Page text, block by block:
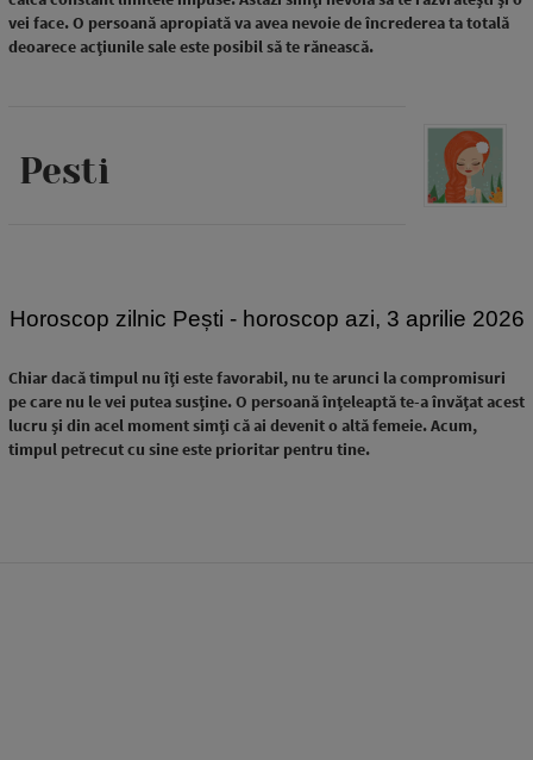
vei face. O persoană apropiată va avea nevoie de încrederea ta totală
deoarece acțiunile sale este posibil să te rănească.
Pesti
Horoscop zilnic Pești - horoscop azi, 3 aprilie 2026
Chiar dacă timpul nu îți este favorabil, nu te arunci la compromisuri
pe care nu le vei putea susține. O persoană înțeleaptă te-a învățat acest
lucru și din acel moment simți că ai devenit o altă femeie. Acum,
timpul petrecut cu sine este prioritar pentru tine.